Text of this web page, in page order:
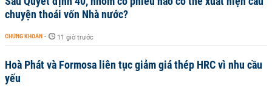
chuyện thoái vốn Nhà nước?
CHỨNG KHOÁN - 11 giờ trước
Hoà Phát và Formosa liên tục giảm giá thép HRC vì nhu cầu
yếu